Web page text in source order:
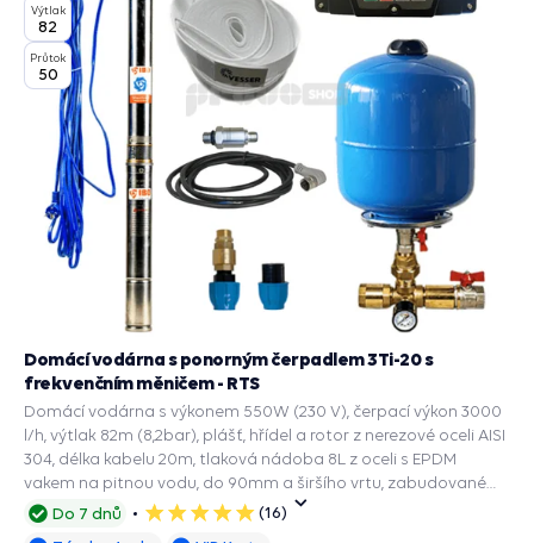
Výtlak
82
Průtok
50
Do 7 dnů
5
hvězdiček
(16)
Domácí vodárna s ponorným čerpadlem 3Ti-20 s
frekvenčním měničem - RTS
Domácí vodárna s výkonem 550W (230 V), čerpací výkon 3000
l/h, výtlak 82m (8,2bar), plášť, hřídel a rotor z nerezové oceli AISI
304, délka kabelu 20m, tlaková nádoba 8L z oceli s EPDM
vakem na pitnou vodu, do 90mm a širšího vrtu, zabudované
příslušenství a ochranné funkce: PRESS CONTROL na čerpadla,